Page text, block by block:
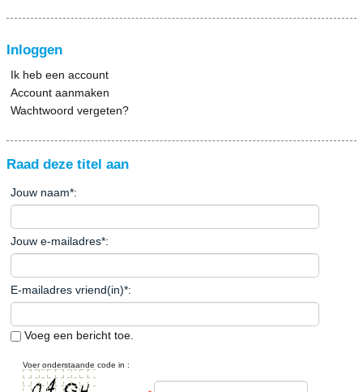
Inloggen
Ik heb een account
Account aanmaken
Wachtwoord vergeten?
Raad deze titel aan
Jouw naam*:
Jouw e-mailadres*:
E-mailadres vriend(in)*:
Voeg een bericht toe.
Voer onderstaande code in :